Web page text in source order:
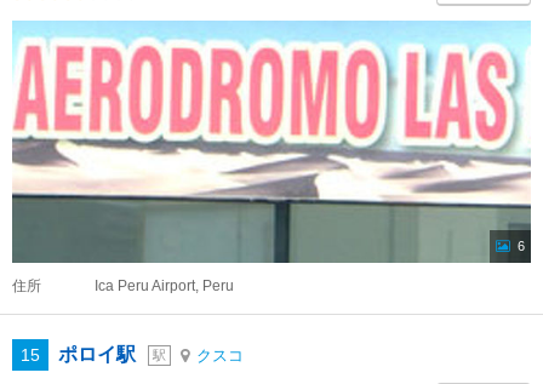
6
住所 Ica Peru Airport, Peru
15 ポロイ駅 駅 クスコ